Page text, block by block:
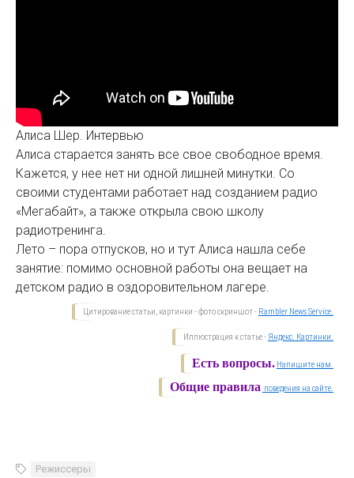
Алиса Шер. Интервью
Алиса старается занять все свое свободное время.
Кажется, у нее нет ни одной лишней минутки. Со
своими студентами работает над созданием радио
«Мегабайт», а также открыла свою школу
радиотренинга.
Лето – пора отпусков, но и тут Алиса нашла себе
занятие: помимо основной работы она вещает на
детском радио в оздоровительном лагере.
Цитирование статьи, картинки - фото скриншот - Rambler News Service.
Иллюстрация к статье - Яндекс. Картинки.
Есть вопросы. Напишите нам.
Общие правила поведения на сайте.
Режиссеры